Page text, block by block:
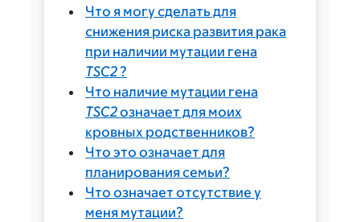
Что я могу сделать для
снижения риска развития рака
при наличии мутации гена
TSC2?
Что наличие мутации гена
TSC2означает для моих
кровных родственников?
Что это означает для
планирования семьи?
Что означает отсутствие у
меня мутации?